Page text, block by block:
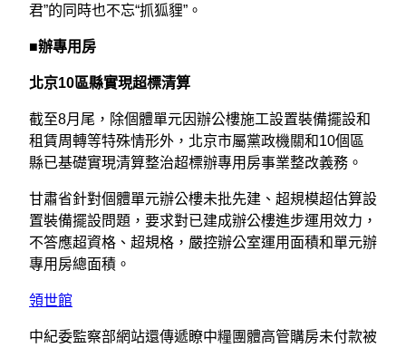
君”的同時也不忘“抓狐貍”。
■辦專用房
北京10區縣實現超標清算
截至8月尾，除個體單元因辦公樓施工設置裝備擺設和
租賃周轉等特殊情形外，北京市屬黨政機關和10個區
縣已基礎實現清算整治超標辦專用房事業整改義務。
甘肅省針對個體單元辦公樓未批先建、超規模超估算設
置裝備擺設問題，要求對已建成辦公樓進步運用效力，
不答應超資格、超規格，嚴控辦公室運用面積和單元辦
專用房總面積。
領世館
中紀委監察部網站還傳遞瞭中糧團體高管購房未付款被